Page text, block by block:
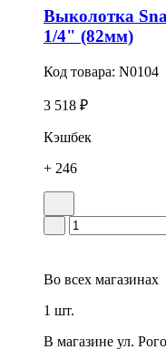
Выколотка
1/4" (82мм)
Код товара: N0104
3 518 ₽
Кэшбек
+ 246
Во всех магазинах
1 шт.
В магазине ул.